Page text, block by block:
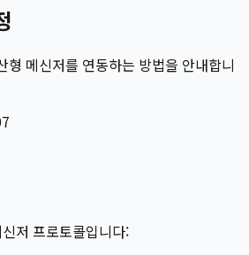
메신저를 연동하는 방법을 안내합니
저 프로토콜입니다: